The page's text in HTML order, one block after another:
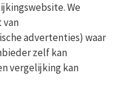
We
van
advertenties) waar
zelf kan
vergelijking kan